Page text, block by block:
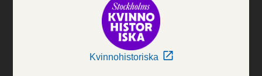
Kvinnohistoriska